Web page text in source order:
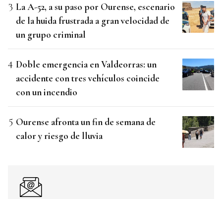
La A-52, a su paso por Ourense, escenario
de la huida frustrada a gran velocidad de
un grupo criminal
Doble emergencia en Valdeorras: un
accidente con tres vehículos coincide
con un incendio
Ourense afronta un fin de semana de
calor y riesgo de lluvia